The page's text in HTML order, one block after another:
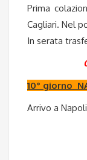
Prima
Cagliari. Nel
In serata
10° giorno
Arrivo a